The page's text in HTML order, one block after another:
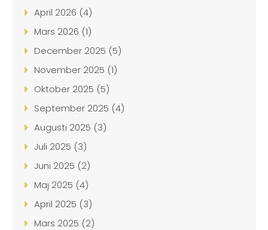
April 2026 (4)
Mars 2026 (1)
December 2025 (5)
November 2025 (1)
Oktober 2025 (5)
September 2025 (4)
Augusti 2025 (3)
Juli 2025 (3)
Juni 2025 (2)
Maj 2025 (4)
April 2025 (3)
Mars 2025 (2)